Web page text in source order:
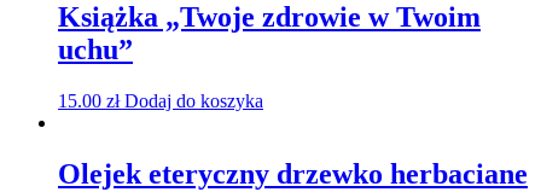
Książka „Twoje zdrowie w Twoim
uchu”
15.00 zł Dodaj do koszyka
Olejek eteryczny drzewko herbaciane